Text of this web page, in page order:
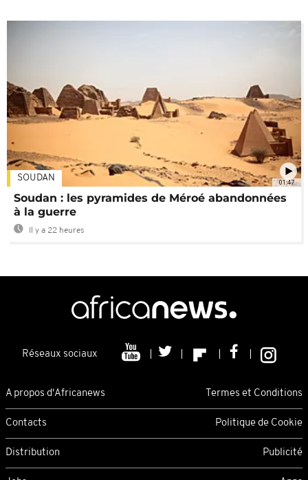
01:47
SOUDAN
Soudan : les pyramides de Méroé abandonnées
à la guerre
Il y a 22 heures
Réseaux sociaux
A propos d'Africanews Termes et Conditions
Contacts Politique de Cookie
Distribution Publicité